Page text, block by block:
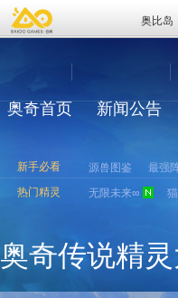
奥比岛
奥奇首页 新闻公告
新手必看 源兽图鉴 最强
热门精灵
无限未来∞
奥奇传说精